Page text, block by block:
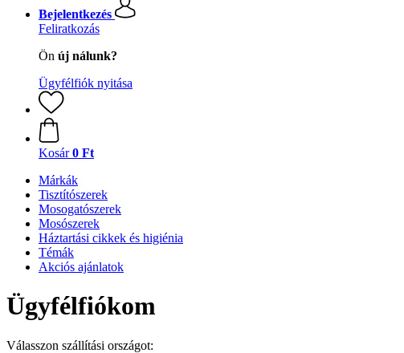
Bejelentkezés
Feliratkozás
Ön új nálunk?
Ügyfélfiók nyitása
Kosár 0 Ft
Márkák
Tisztítószerek
Mosogatószerek
Mosószerek
Háztartási cikkek és higiénia
Témák
Akciós ajánlatok
Ügyfélfiókom
Válasszon szállítási országot: